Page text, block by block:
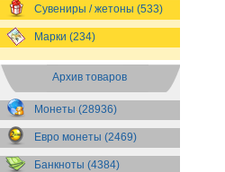
Бенин(4)
Бермуды(1)
Болгария(43)
Босния и Герцеговина
Ботсвана
Бразилия(55)
Брит. Антарктические
территории(36)
Брит. Виргинские острова(47)
Брит. Восточная Африка
Сувениры / жетоны (533)
Марки (234)
Архив товаров
Монеты (28936)
Евро монеты (2469)
Банкноты (4384)